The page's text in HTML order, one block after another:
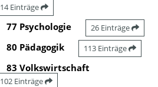
14 Einträge
77 Psychologie 26 Einträge
80 Pädagogik 113 Einträge
83 Volkswirtschaft
102 Einträge